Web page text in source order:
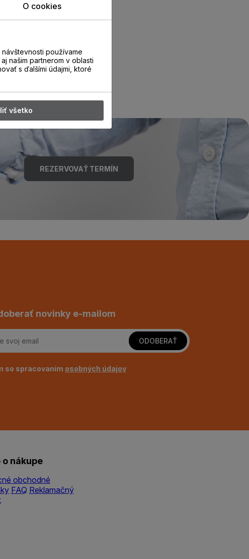
REZERVOVAŤ TERMÍN
novinky e-mailom
ODOBERAŤ
so spracovaním osobných údajov
nákupe
obchodné
FAQ Reklamačný
O cookies
používame
našim partnerom v oblasti
s ďalšími údajmi, ktoré
všetko